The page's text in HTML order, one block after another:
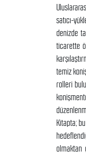
satıcı-
denizde
ticarette
temiz
rolleri
Kitapta;
olmaktan